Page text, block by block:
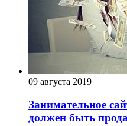
09 августа 2019
Занимательное
должен быть